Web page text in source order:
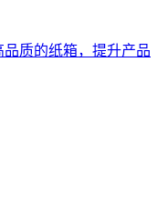
质的纸箱，提升产品